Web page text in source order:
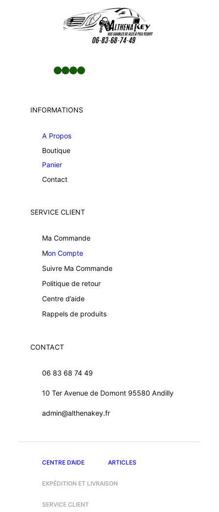
Facebook LinkedIn Twitter YouTube
INFORMATIONS
A Propos
Boutique
Panier
Contact
SERVICE CLIENT
Ma Commande
Mon Compte
Suivre Ma Commande
Politique de retour
Centre d’aide
Rappels de produits
CONTACT
06 83 68 74 49
10 Ter Avenue de Domont 95580 Andilly
admin@althenakey.fr
CENTRE D’AIDE ARTICLES
EXPÉDITION ET LIVRAISON
SERVICE CLIENT